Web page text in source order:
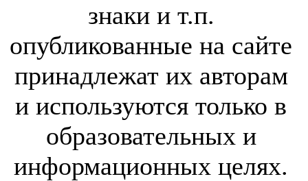
знаки и т.п.
опубликованные на сайте
принадлежат их авторам
и используются только в
образовательных и
информационных целях.